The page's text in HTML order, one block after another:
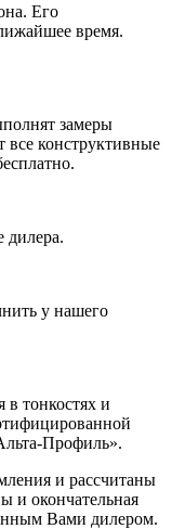
Его
время.
замеры
все конструктивные
дилера.
у нашего
в тонкостях и
Профиль».
и рассчитаны
и окончательная
Вами дилером.